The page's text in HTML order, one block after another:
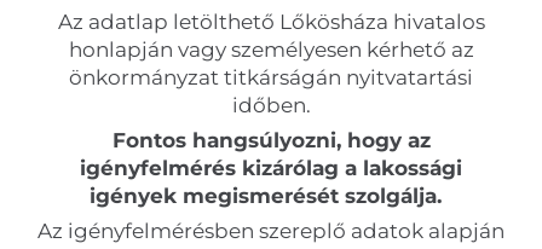
Az adatlap letölthető Lőkösháza hivatalos
honlapján vagy személyesen kérhető az
önkormányzat titkárságán nyitvatartási
időben.
Fontos hangsúlyozni, hogy az
igényfelmérés kizárólag a lakossági
igények megismerését szolgálja.
Az igényfelmérésben szereplő adatok alapján